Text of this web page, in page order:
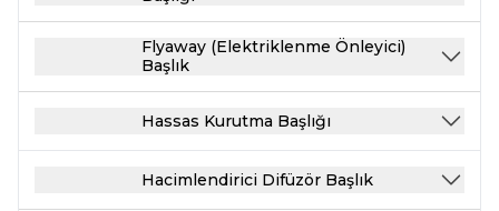
Flyaway (Elektriklenme Önleyici)
Başlık
Hassas Kurutma Başlığı
Hacimlendirici Difüzör Başlık